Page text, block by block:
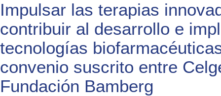
Impulsar las terapias
contribuir al desarrollo e
tecnologías
convenio suscrito entre
Fundación Bamberg